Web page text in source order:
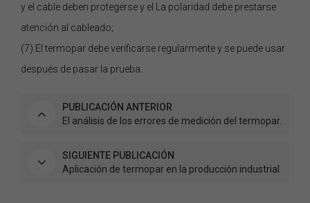
y el cable deben protegerse y el La polaridad debe prestarse
atención al cableado;
(7) El termopar debe verificarse regularmente y se puede usar
después de pasar la prueba.
PUBLICACIÓN ANTERIOR
El análisis de los errores de medición del termopar.
SIGUIENTE PUBLICACIÓN
Aplicación de termopar en la producción industrial